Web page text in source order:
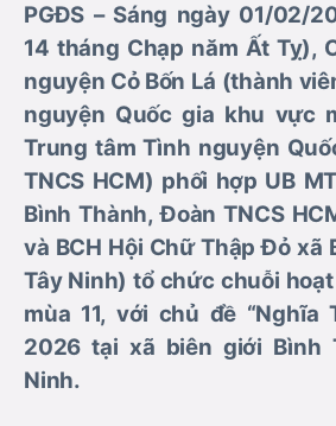
PGĐS – Sáng ngày 01/02/
14 tháng Chạp năm Ất Tỵ),
nguyện Cỏ Bốn Lá (thành
nguyện Quốc gia khu vực
Trung tâm Tình nguyện
TNCS HCM) phối hợp UB
Bình Thành, Đoàn TNCS
và BCH Hội Chữ Thập Đỏ xã
Tây Ninh) tổ chức chuỗi
mùa 11, với chủ đề “Nghĩa
2026 tại xã biên giới Bình
Ninh.